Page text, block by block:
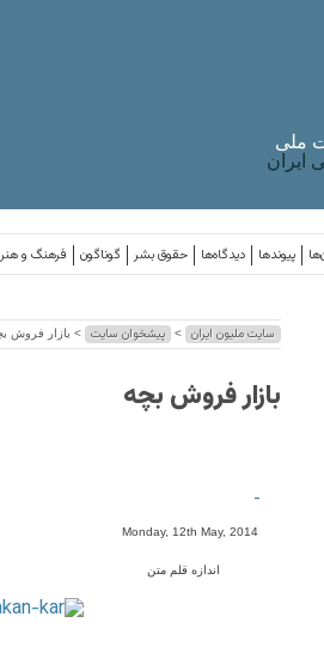
ملی
فرهنگ و هنر گوناگون حقوق بشر دیدگاه‌ها پیوندها
سایت ملیون ایران > پیشخوان سایت > بازار فروش
بازار فروش بچه
-
Monday, 12th May, 2014
اندازه قلم متن